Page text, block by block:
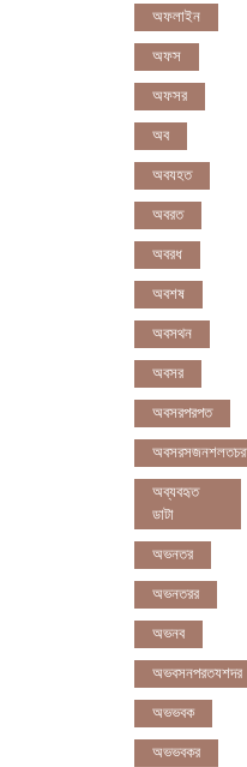
অফলাইন
অফস
অফসর
অব
অবযহত
অবরত
অবরধ
অবশষ
অবসথন
অবসর
অবসরপরপত
অব্যবহৃত
ডাটা
অভনতর
অভনতরর
অভনব
অভবসনপরতযশদর
অভভবক
অভভবকর